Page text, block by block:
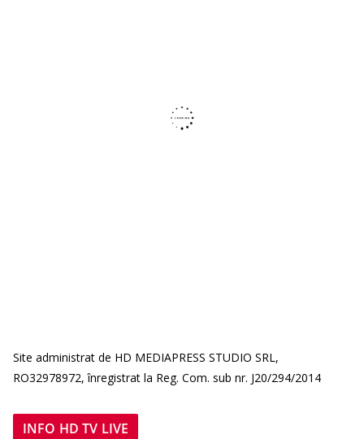
Site administrat de HD MEDIAPRESS STUDIO SRL,
RO32978972, înregistrat la Reg. Com. sub nr. J20/294/2014
INFO HD TV LIVE